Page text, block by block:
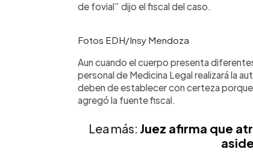
de fovial” dijo el fiscal del caso.
Fotos EDH/Insy Mendoza
Aun cuando el cuerpo presenta
personal de Medicina Legal realizará la
deben de establecer con certeza
agregó la fuente fiscal.
Lea más: Juez afirma que